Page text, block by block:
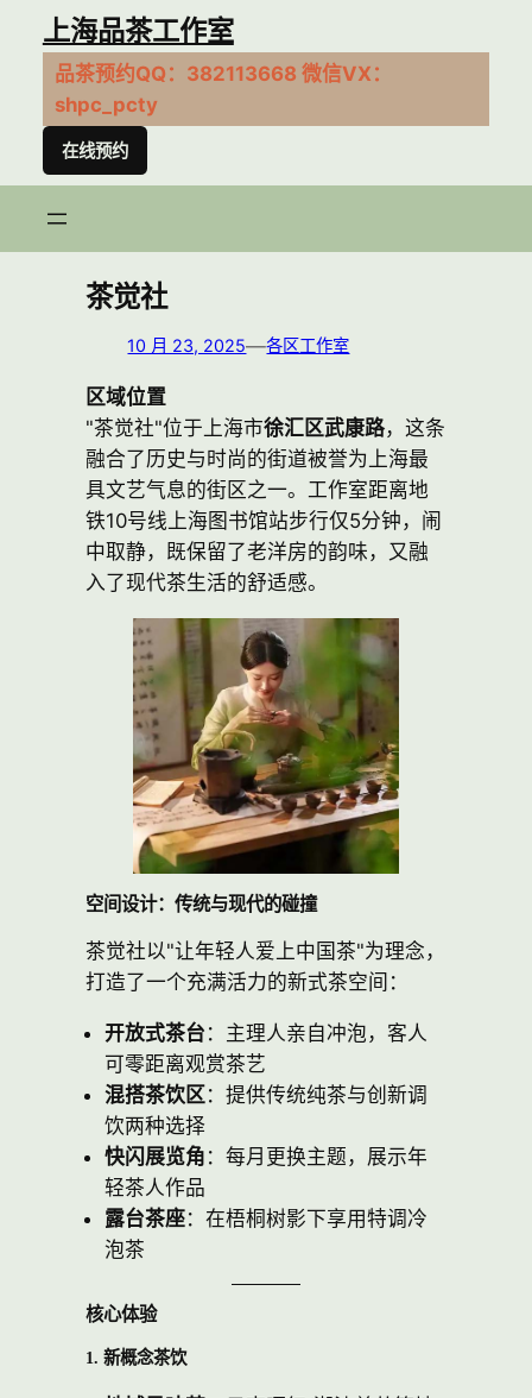
上海品茶工作室
品茶预约QQ：382113668 微信VX：
shpc_pcty
在线预约
茶觉社
10 月 23, 2025—各区工作室
区域位置
"茶觉社"位于上海市徐汇区武康路，这条
融合了历史与时尚的街道被誉为上海最
具文艺气息的街区之一。工作室距离地
铁10号线上海图书馆站步行仅5分钟，闹
中取静，既保留了老洋房的韵味，又融
入了现代茶生活的舒适感。
空间设计：传统与现代的碰撞
茶觉社以"让年轻人爱上中国茶"为理念，
打造了一个充满活力的新式茶空间：
开放式茶台 ：主理人亲自冲泡，客人
可零距离观赏茶艺
混搭茶饮区：提供传统纯茶与创新调
饮两种选择
快闪展览角 ：每月更换主题，展示年
轻茶人作品
露台茶座：在梧桐树影下享用特调冷
泡茶
核心体验
1. 新概念茶饮